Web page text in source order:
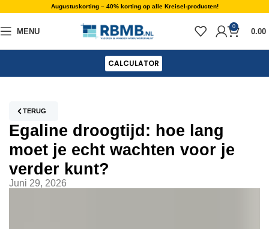
Augustuskorting – 40% korting op alle Kreisel-producten!
MENU
0
0.00
CALCULATOR
TERUG
Egaline droogtijd: hoe lang
moet je echt wachten voor je
verder kunt?
Juni 29, 2026